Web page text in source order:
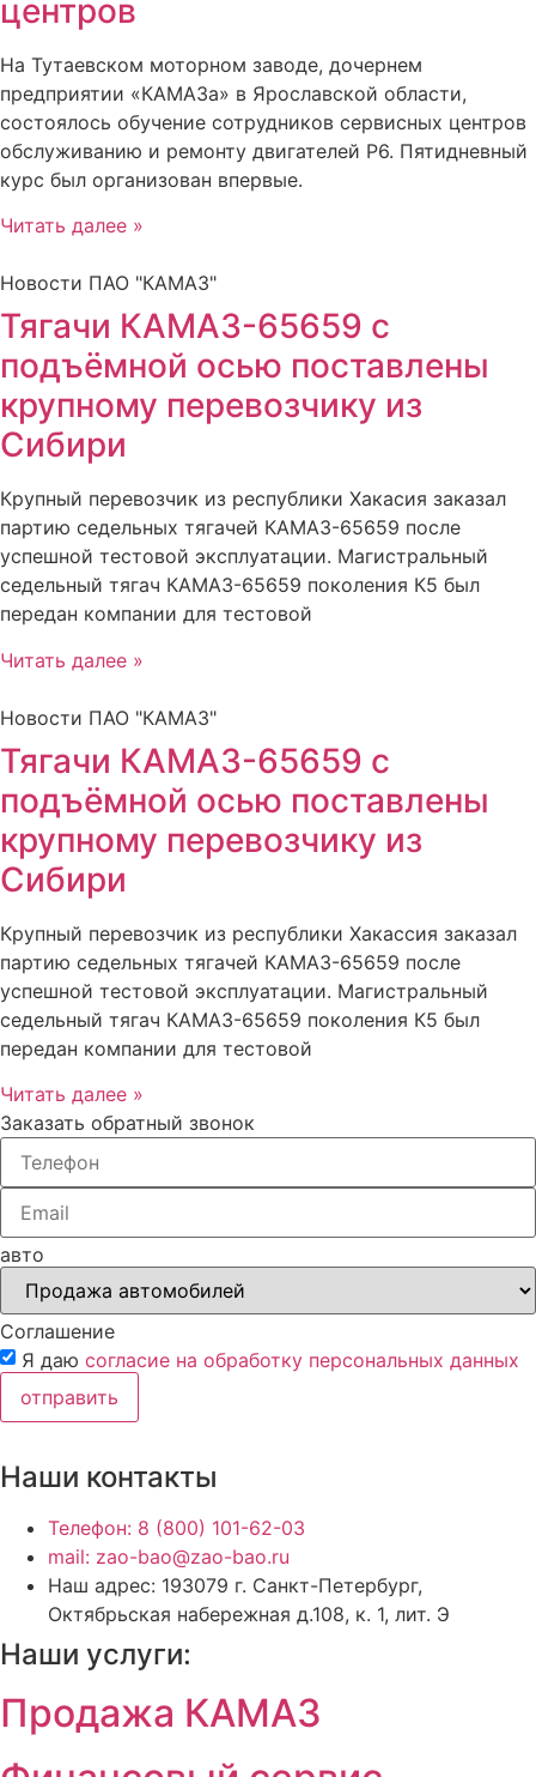
центров
На Тутаевском моторном заводе, дочернем
предприятии «КАМАЗа» в Ярославской области,
состоялось обучение сотрудников сервисных центров
обслуживанию и ремонту двигателей Р6. Пятидневный
курс был организован впервые.
Читать далее »
Новости ПАО "КАМАЗ"
Тягачи КАМАЗ-65659 с
подъёмной осью поставлены
крупному перевозчику из
Сибири
Крупный перевозчик из республики Хакасия заказал
партию седельных тягачей КАМАЗ-65659 после
успешной тестовой эксплуатации. Магистральный
седельный тягач КАМАЗ-65659 поколения К5 был
передан компании для тестовой
Читать далее »
Новости ПАО "КАМАЗ"
Тягачи КАМАЗ-65659 с
подъёмной осью поставлены
крупному перевозчику из
Сибири
Крупный перевозчик из республики Хакассия заказал
партию седельных тягачей КАМАЗ-65659 после
успешной тестовой эксплуатации. Магистральный
седельный тягач КАМАЗ-65659 поколения К5 был
передан компании для тестовой
Читать далее »
Заказать обратный звонок
авто
Соглашение
Я даю согласие на обработку персональных данных
отправить
Наши контакты
Телефон: 8 (800) 101-62-03
mail: zao-bao@zao-bao.ru
Наш адрес: 193079 г. Санкт-Петербург,
Октябрьская набережная д.108, к. 1, лит. Э
Наши услуги:
Продажа КАМАЗ